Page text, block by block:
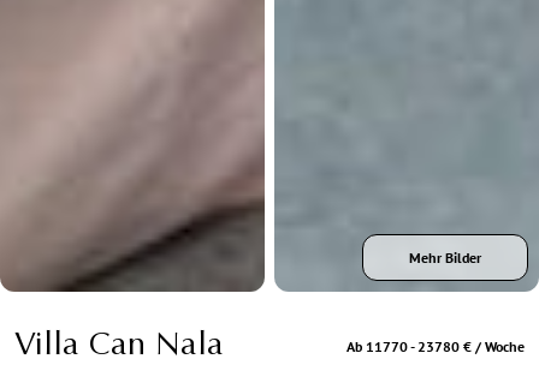
Mehr Bilder
Villa Can Nala Ab 11770 - 23780 € / Woche